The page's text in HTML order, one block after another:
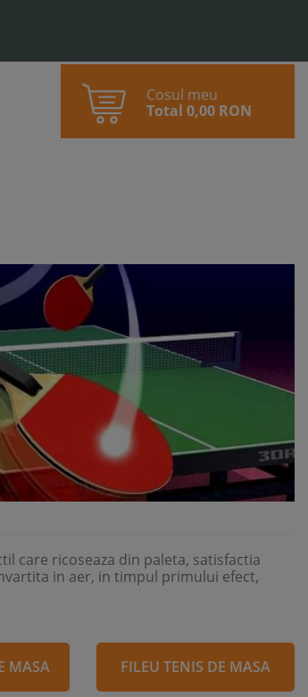
Cosul meu
Total 0,00 RON
care ricoseaza din paleta, satisfactia
in aer, in timpul primului efect,
MASA FILEU TENIS DE MASA